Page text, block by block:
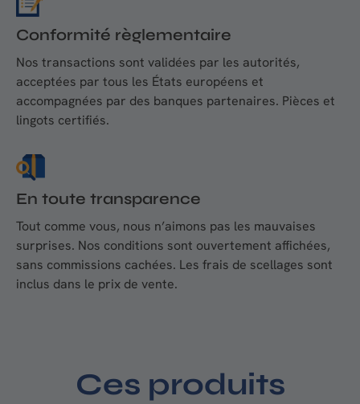
Conformité règlementaire
Nos transactions sont validées par les autorités,
acceptées par tous les États européens et
accompagnées par des banques partenaires. Pièces et
lingots certifiés.
En toute transparence
Tout comme vous, nous n’aimons pas les mauvaises
surprises. Nos conditions sont ouvertement affichées,
sans commissions cachées. Les frais de scellages sont
inclus dans le prix de vente.
Ces produits